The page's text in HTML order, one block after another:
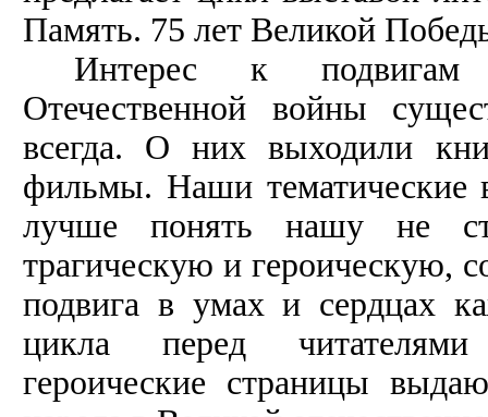
Память. 75 лет Великой
Интерес к
Отечественной войны
всегда. О них выходили
фильмы. Наши тематические
лучше понять нашу не
трагическую и героическую,
подвига в умах и сердцах
цикла перед
героические страницы